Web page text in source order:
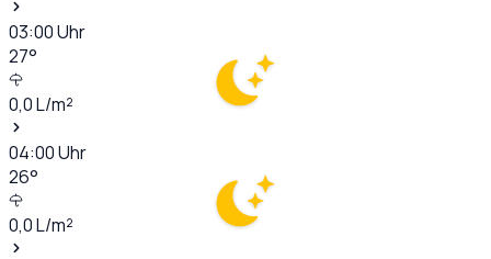
03:00Uhr
27°
0,0L/m²
04:00Uhr
26°
0,0L/m²